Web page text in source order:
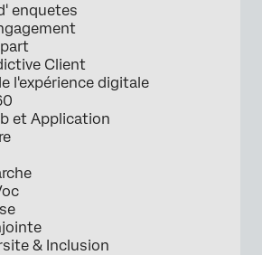
enquetes
Client
l'expérience digitale
et Application
& Inclusion